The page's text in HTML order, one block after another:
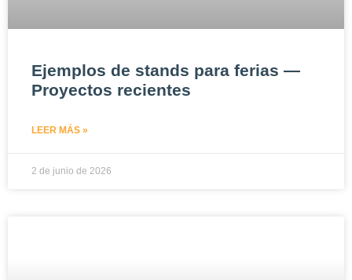
Ejemplos de stands para ferias —
Proyectos recientes
LEER MÁS »
2 de junio de 2026